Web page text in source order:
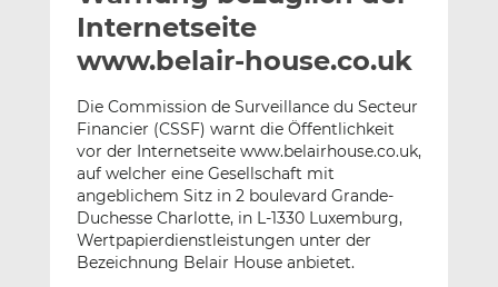
l
a
n
n
k
e
I
n
t
e
i
l
e
c
e
b
o
k
t
e
i
l
e
Internetseite
www.belair-house.co.uk
Die Commission de Surveillance du Secteur
Financier (CSSF) warnt die Öffentlichkeit
vor der Internetseite www.belairhouse.co.uk,
auf welcher eine Gesellschaft mit
angeblichem Sitz in 2 boulevard Grande-
Duchesse Charlotte, in L-1330 Luxemburg,
Wertpapierdienstleistungen unter der
Bezeichnung Belair House anbietet.